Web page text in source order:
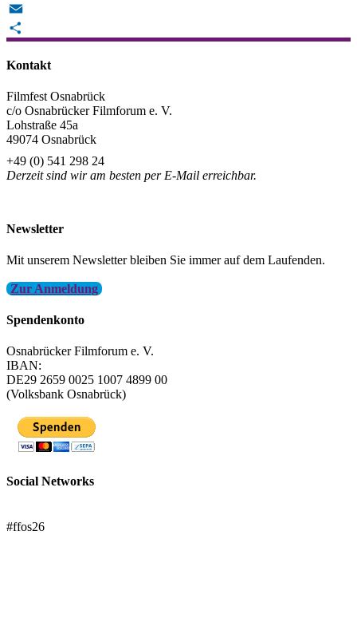
Reddit
Email
Kontakt
Filmfest Osnabrück
c/o Osnabrücker Filmforum e. V.
Lohstraße 45a
49074 Osnabrück
+49 (0) 541 298 24
Derzeit sind wir am besten per E-Mail erreichbar.
Newsletter
Mit unserem Newsletter bleiben Sie immer auf dem Laufenden.
Zur Anmeldung
Spendenkonto
Osnabrücker Filmforum e. V.
IBAN:
DE29 2659 0025 1007 4899 00
(Volksbank Osnabrück)
Social Networks
#ffos26